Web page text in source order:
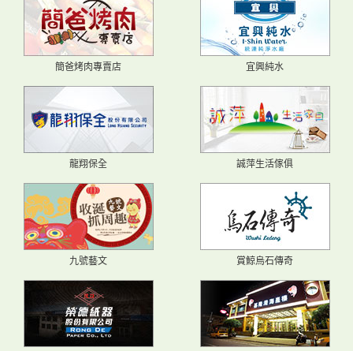
簡爸烤肉專賣店 宜興純水
龍翔保全 誠萍生活傢俱
九號藝文 賞鯨烏石傳奇